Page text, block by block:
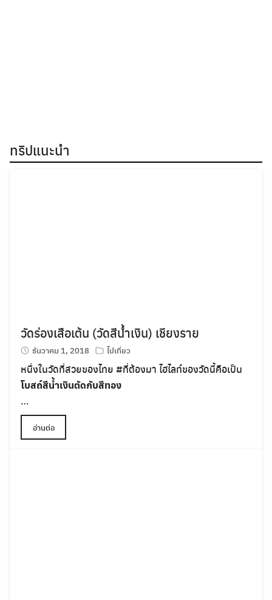
ทริปแนะนำ
วัดร่องเสือเต้น (วัดสีน้ำเงิน) เชียงราย
ธันวาคม 1, 2018 ไปเที่ยว
หนึ่งในวัดที่สวยของไทย #ที่ต้องมา ไฮไลท์ของวัดนี้คือเป็น
โบสถ์สีน้ำเงินตัดกับสีทอง
…
อ่านต่อ